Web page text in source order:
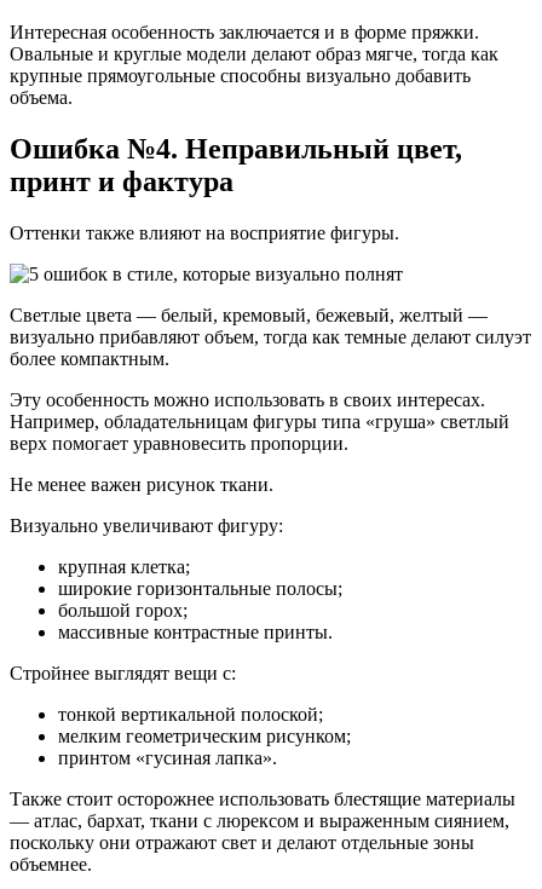
Интересная особенность заключается и в форме пряжки.
Овальные и круглые модели делают образ мягче, тогда как
крупные прямоугольные способны визуально добавить
объема.
Ошибка №4. Неправильный цвет,
принт и фактура
Оттенки также влияют на восприятие фигуры.
Светлые цвета — белый, кремовый, бежевый, желтый —
визуально прибавляют объем, тогда как темные делают силуэт
более компактным.
Эту особенность можно использовать в своих интересах.
Например, обладательницам фигуры типа «груша» светлый
верх помогает уравновесить пропорции.
Не менее важен рисунок ткани.
Визуально увеличивают фигуру:
крупная клетка;
широкие горизонтальные полосы;
большой горох;
массивные контрастные принты.
Стройнее выглядят вещи с:
тонкой вертикальной полоской;
мелким геометрическим рисунком;
принтом «гусиная лапка».
Также стоит осторожнее использовать блестящие материалы
— атлас, бархат, ткани с люрексом и выраженным сиянием,
поскольку они отражают свет и делают отдельные зоны
объемнее.